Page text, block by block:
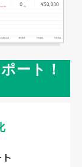
ート！